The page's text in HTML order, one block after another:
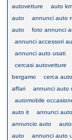
autovetture
auto
auto
annunci auto
auto
foto annunci
annunci accessori
annunci auto usati
cercasi autovetture
bergamo
cerca auto
affari
annunci auto
automobile
auto it
annunci
annuncio auto
auto
annunci auto